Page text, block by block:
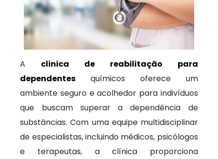
A clinica de reabilitação para
dependentes químicos oferece um
ambiente seguro e acolhedor para indivíduos
que buscam superar a dependência de
substâncias. Com uma equipe multidisciplinar
de especialistas, incluindo médicos, psicólogos
e terapeutas, a clínica proporciona